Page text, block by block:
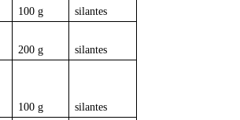
100 g silantes
200 g silantes
100 g silantes